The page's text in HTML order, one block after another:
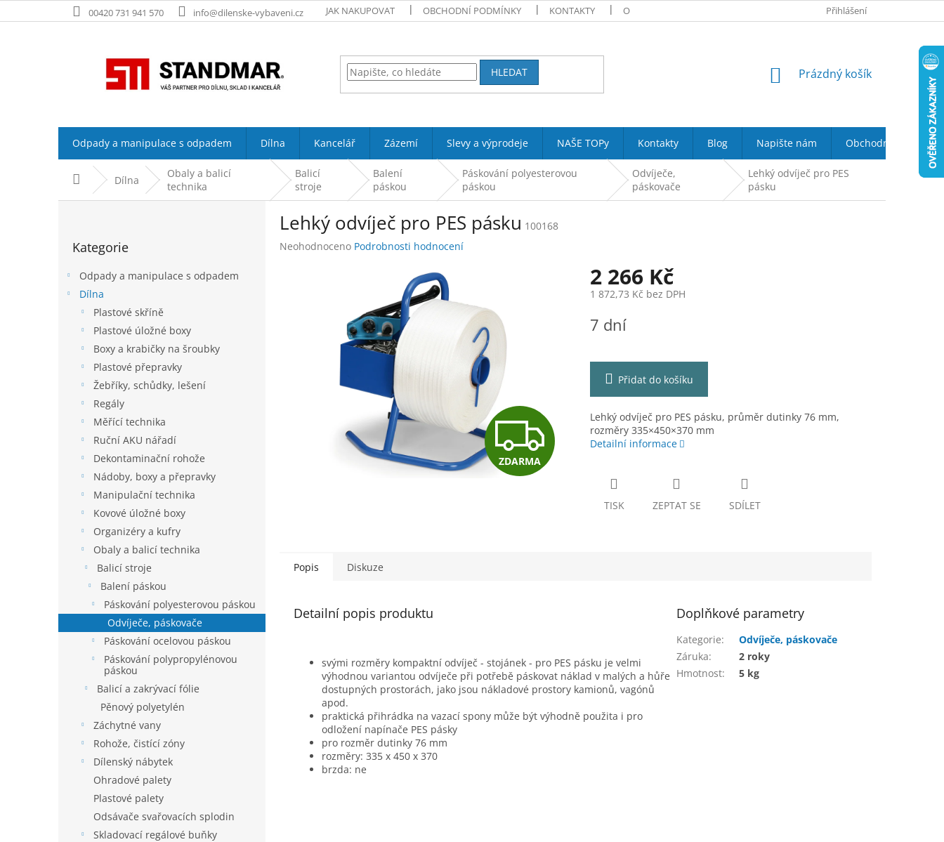
na
00420 731 941 570 info@dilenske-vybaveni.cz JAK NAKUPOVAT OBCHODNÍ PODMÍNKY KONTAKTY O NÁS DOPRAVA A PLATBA
Přihlášení
HLEDAT
NÁKUPNÍ
Prázdný košík
Odpady a manipulace s odpadem Dílna Kancelář Zázemí Slevy a výprodeje NAŠE TOPy Kontakty Blog Napište nám Obchodní podmínky
Domů Dílna
Obaly a balicí
technika
Balicí
stroje
Balení
páskou
Páskování polyesterovou
páskou
Odvíječe,
páskovače
Lehký odvíječ pro PES
pásku
kategorie
Kategorie
Odpady a manipulace s odpadem
Dílna
Plastové skříně
Plastové úložné boxy
Boxy a krabičky na šroubky
Plastové přepravky
Žebříky, schůdky, lešení
Regály
Měřící technika
Ruční AKU nářadí
Dekontaminační rohože
Nádoby, boxy a přepravky
Manipulační technika
Kovové úložné boxy
Organizéry a kufry
Obaly a balicí technika
Balicí stroje
Balení páskou
Páskování polyesterovou páskou
Odvíječe, páskovače
Páskování ocelovou páskou
Páskování polypropylénovou
páskou
Balicí a zakrývací fólie
Pěnový polyetylén
Záchytné vany
Rohože, čistící zóny
Dílenský nábytek
Ohradové palety
Plastové palety
Odsávače svařovacích splodin
Skladovací regálové buňky
Lehký odvíječ pro PES pásku 100168
Průměrné
Neohodnoceno Podrobnosti hodnocení
Z
D
A
ZDARMA
2 266 Kč
1 872,73 Kč bez DPH
cena:
7 dní
Přidat do košíku
Lehký odvíječ pro PES pásku, průměr dutinky 76 mm,
rozměry 335×450×370 mm
Detailní informace
TISK ZEPTAT SE SDÍLET
Popis Diskuze
Detailní popis produktu
svými rozměry kompaktní odvíječ - stojánek - pro PES pásku je velmi
výhodnou variantou odvíječe při potřebě páskovat náklad v malých a hůře
dostupných prostorách, jako jsou nákladové prostory kamionů, vagónů
apod.
praktická přihrádka na vazací spony může být výhodně použita i pro
odložení napínače PES pásky
pro rozměr dutinky 76 mm
rozměry: 335 x 450 x 370
brzda: ne
Doplňkové parametry
Kategorie:
Odvíječe, páskovače
Záruka:
2 roky
Hmotnost: 5 kg